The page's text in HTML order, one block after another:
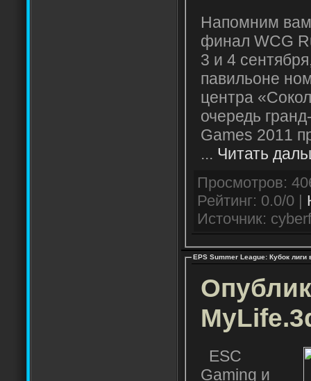
Напомним
финал WCG
3 и 4
павильоне
центра
очередь
Games 2011
... Читать
Рейтинг: 0.0/0 |
Источник:
EPS Summer League: Кубок лиги
ESC
Gaming и